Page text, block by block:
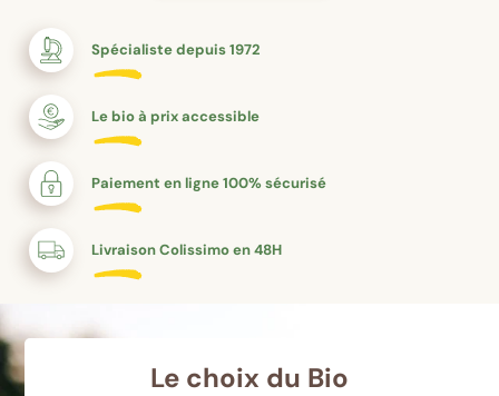
Spécialiste depuis 1972
Le bio à prix accessible
Paiement en ligne 100% sécurisé
Livraison Colissimo en 48H
Le choix du Bio